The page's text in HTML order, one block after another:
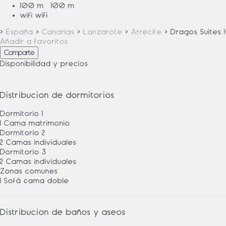
100 m²
100 m²
wifi wifi
› España › Canarias › Lanzarote › Arrecife › Dragos Suites
Añadir a favoritos
Comparte
Disponibilidad y precios
Distribución de dormitorios
Dormitorio 1
1 Cama matrimonio
Dormitorio 2
2 Camas individuales
Dormitorio 3
2 Camas individuales
Zonas comunes
1 Sofá cama doble
Distribución de baños y aseos